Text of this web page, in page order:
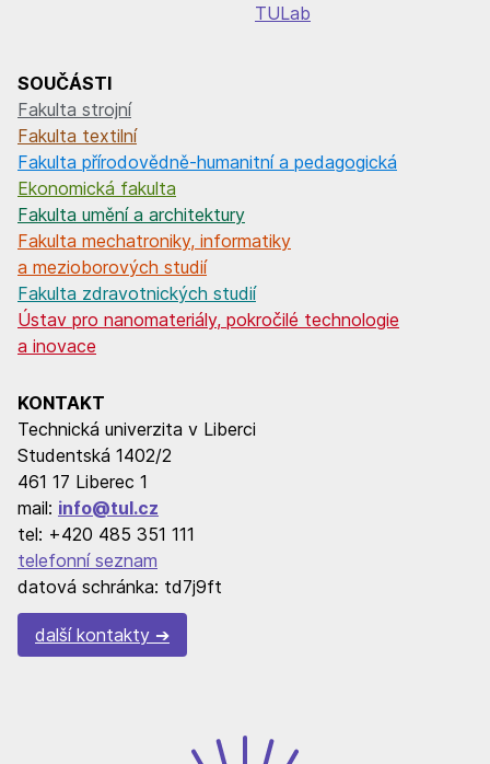
TULab
SOUČÁSTI
Fakulta strojní
Fakulta textilní
Fakulta přírodovědně-humanitní a pedagogická
Ekonomická fakulta
Fakulta umění a architektury
Fakulta mechatroniky, informatiky
a mezioborových studií
Fakulta zdravotnických studií
Ústav pro nanomateriály, pokročilé technologie
a inovace
KONTAKT
Technická univerzita v Liberci
Studentská 1402/2
461 17 Liberec 1
mail: info@tul.cz
tel: +420 485 351 111
telefonní seznam
datová schránka: td7j9ft
další kontakty